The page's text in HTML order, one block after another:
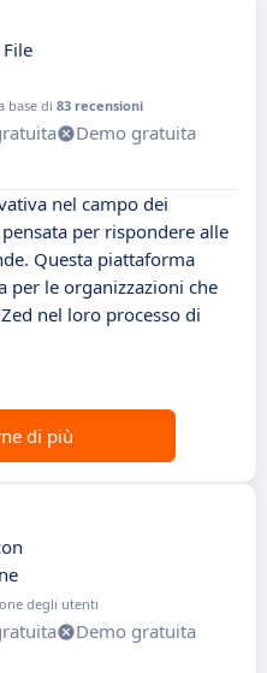
base di 83 recensioni
Demo gratuita
nel campo dei
per rispondere alle
Questa piattaforma
per le organizzazioni che
nel loro processo di
di più
degli utenti
Demo gratuita